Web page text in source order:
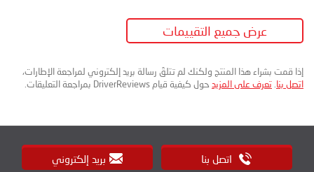
عرض جميع التقييمات
إذا قمت بشراء هذا المنتج ولكنك لم تتلقَ رسالة بريد إلكتروني لمراجعة الإطارات،
اتصل بنا تعرف على المزيد حول كيفية قيام DriverReviews بمراجعة التعليقات.
اتصل بنا بريد إلكتروني